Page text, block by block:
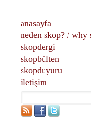
anasayfa
neden skop? / why
skopdergi
skopbülten
skopduyuru
iletişim